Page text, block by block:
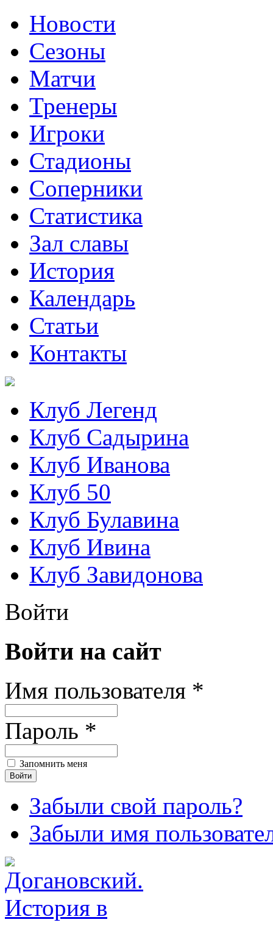
Новости
Сезоны
Матчи
Тренеры
Игроки
Стадионы
Соперники
Статистика
Зал славы
История
Календарь
Статьи
Контакты
Клуб Легенд
Клуб Садырина
Клуб Иванова
Клуб 50
Клуб Булавина
Клуб Ивина
Клуб Завидонова
Войти
Войти на сайт
Имя пользователя *
Пароль *
Запомнить меня
Забыли свой пароль?
Забыли имя